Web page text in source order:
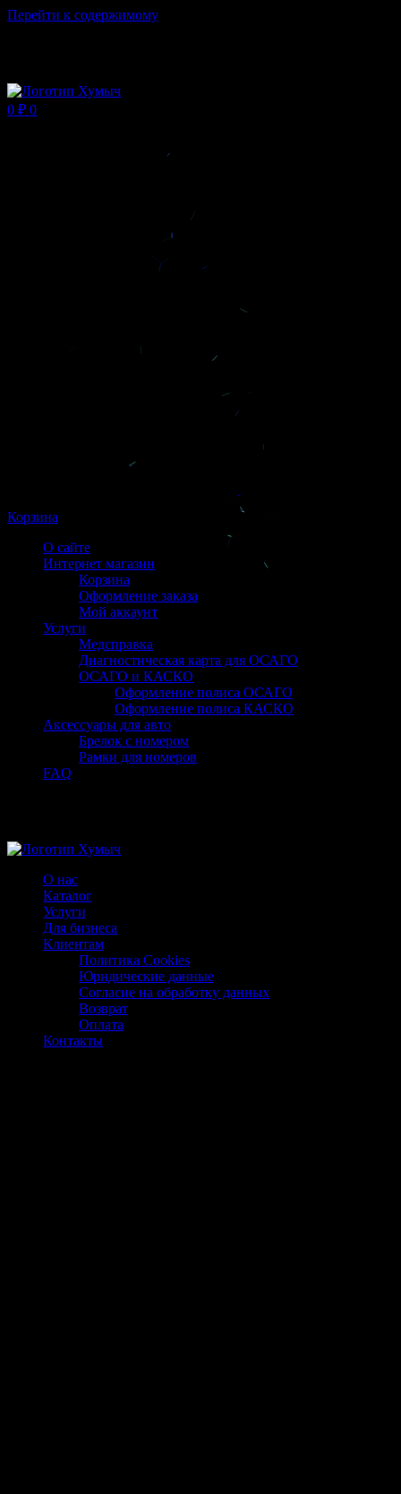
Перейти к содержимому
0 ₽ 0
Корзина
О сайте
Интернет магазин
Корзина
Оформление заказа
Мой аккаунт
Услуги
Медсправка
Диагностическая карта для ОСАГО
ОСАГО и КАСКО
Оформление полиса ОСАГО
Оформление полиса КАСКО
Аксессуары для авто
Брелок с номером
Рамки для номеров
FAQ
О нас
Каталог
Услуги
Для бизнеса
Клиентам
Политика Cookies
Юридические данные
Согласие на обработку данных
Возврат
Оплата
Контакты